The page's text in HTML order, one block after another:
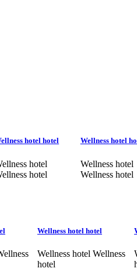
hotel hotel
hotel
hotel
Wellness hotel
Wellness hotel
Wellness hotel
Wellness hotel hotel
Wellness hotel Wellness
hotel